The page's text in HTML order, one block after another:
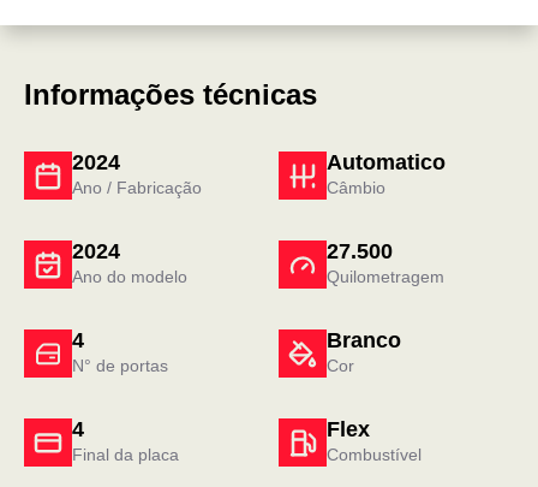
Informações técnicas
2024
Ano / Fabricação
Automatico
Câmbio
4
N° de portas
Branco
Cor
2024
Ano do modelo
27.500
Quilometragem
4
Final da placa
Flex
Combustível